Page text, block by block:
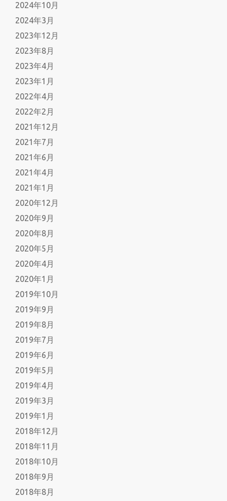
2024年10月
2024年3月
2023年12月
2023年8月
2023年4月
2023年1月
2022年4月
2022年2月
2021年12月
2021年7月
2021年6月
2021年4月
2021年1月
2020年12月
2020年9月
2020年8月
2020年5月
2020年4月
2020年1月
2019年10月
2019年9月
2019年8月
2019年7月
2019年6月
2019年5月
2019年4月
2019年3月
2019年1月
2018年12月
2018年11月
2018年10月
2018年9月
2018年8月